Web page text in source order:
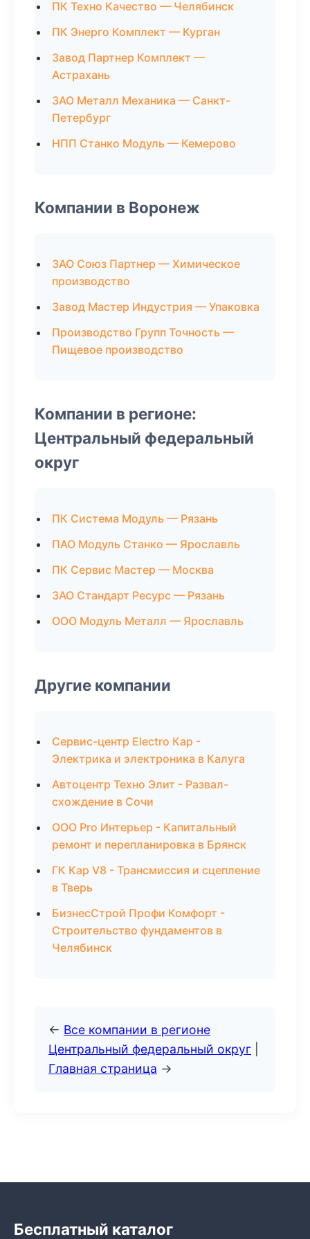
ПК Техно Качество — Челябинск
ПК Энерго Комплект — Курган
Завод Партнер Комплект —
Астрахань
ЗАО Металл Механика — Санкт-
Петербург
НПП Станко Модуль — Кемерово
Компании в Воронеж
ЗАО Союз Партнер — Химическое
производство
Завод Мастер Индустрия — Упаковка
Производство Групп Точность —
Пищевое производство
Компании в регионе:
Центральный федеральный
округ
ПК Система Модуль — Рязань
ПАО Модуль Станко — Ярославль
ПК Сервис Мастер — Москва
ЗАО Стандарт Ресурс — Рязань
ООО Модуль Металл — Ярославль
Другие компании
Сервис-центр Electro Кар -
Электрика и электроника в Калуга
Автоцентр Техно Элит - Развал-
схождение в Сочи
ООО Pro Интерьер - Капитальный
ремонт и перепланировка в Брянск
ГК Кар V8 - Трансмиссия и сцепление
в Тверь
БизнесСтрой Профи Комфорт -
Строительство фундаментов в
Челябинск
← Все компании в регионе
Центральный федеральный округ
Главная страница →
Бесплатный каталог